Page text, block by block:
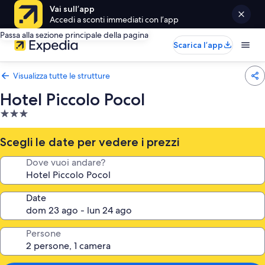
Vai sull’app
Accedi a sconti immediati con l’app
Passa alla sezione principale della pagina
Scarica l’app
Visualizza tutte le strutture
Hotel Piccolo Pocol
Struttura
a
3.0
stelle
Scegli le date per vedere i prezzi
Dove vuoi andare?
Date
Persone